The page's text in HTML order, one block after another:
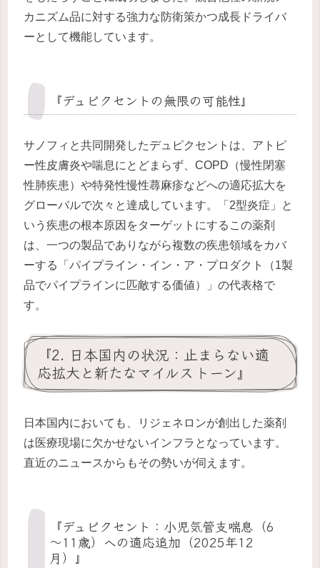
カニズム品に対する強力な防衛策かつ成長ドライバ
ーとして機能しています。
『デュピクセントの無限の可能性』
サノフィと共同開発したデュピクセントは、アトピ
ー性皮膚炎や喘息にとどまらず、COPD（慢性閉塞
性肺疾患）や特発性慢性蕁麻疹などへの適応拡大を
グローバルで次々と達成しています。「2型炎症」と
いう疾患の根本原因をターゲットにするこの薬剤
は、一つの製品でありながら複数の疾患領域をカバ
ーする「パイプライン・イン・ア・プロダクト（1製
品でパイプラインに匹敵する価値）」の代表格で
す。
『2. 日本国内の状況：止まらない適
応拡大と新たなマイルストーン』
日本国内においても、リジェネロンが創出した薬剤
は医療現場に欠かせないインフラとなっています。
直近のニュースからもその勢いが伺えます。
『デュピクセント：小児気管支喘息（6
～11歳）への適応追加（2025年12
月）』